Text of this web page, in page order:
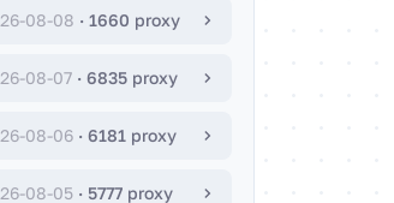
08-08 · 1660 proxy
08-07 · 6835 proxy
08-06 · 6181 proxy
08-05 · 5777 proxy